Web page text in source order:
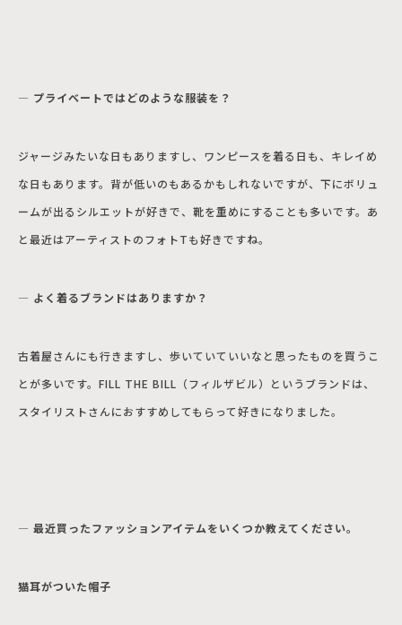
― プライベートではどのような服装を？
ジャージみたいな日もありますし、ワンピースを着る日も、キレイめ
な日もあります。背が低いのもあるかもしれないですが、下にボリュ
ームが出るシルエットが好きで、靴を重めにすることも多いです。あ
と最近はアーティストのフォトTも好きですね。
― よく着るブランドはありますか？
古着屋さんにも行きますし、歩いていていいなと思ったものを買うこ
とが多いです。FILL THE BILL（フィルザビル）というブランドは、
スタイリストさんにおすすめしてもらって好きになりました。
― 最近買ったファッションアイテムをいくつか教えてください。
猫耳がついた帽子